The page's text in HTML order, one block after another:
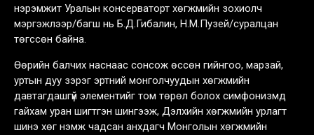
нэрэмжит Уралын консерваторт хөгжмийн зохиолч
мэргэжлээр/багш нь Б.Д.Гибалин, Н.М.Пузей/суралцан
төгссөн байна.
Өөрийн балчих наснаас сонсож өссөн гийнгоо, марзай,
уртын дуу зэрэг эртний монголчуудын хөгжмийн
давтагдашгүй элементийг том төрөл болох симфонизмд
гайхам уран шигтгэн шингээж, Дэлхийн хөгжмийн урлагт
шинэ хөг нэмж чадсан анхдагч Монголын хөгжмийн